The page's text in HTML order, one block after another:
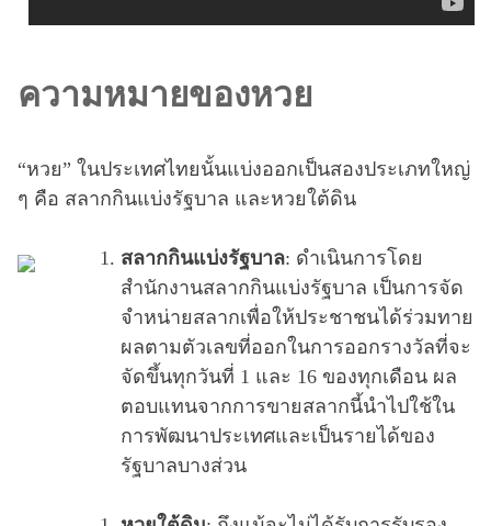
ความหมายของหวย
“หวย” ในประเทศไทยนั้นแบ่งออกเป็นสองประเภทใหญ่
ๆ คือ สลากกินแบ่งรัฐบาล และหวยใต้ดิน
สลากกินแบ่งรัฐบาล: ดำเนินการโดย
สำนักงานสลากกินแบ่งรัฐบาล เป็นการจัด
จำหน่ายสลากเพื่อให้ประชาชนได้ร่วมทาย
ผลตามตัวเลขที่ออกในการออกรางวัลที่จะ
จัดขึ้นทุกวันที่ 1 และ 16 ของทุกเดือน ผล
ตอบแทนจากการขายสลากนี้นำไปใช้ใน
การพัฒนาประเทศและเป็นรายได้ของ
รัฐบาลบางส่วน